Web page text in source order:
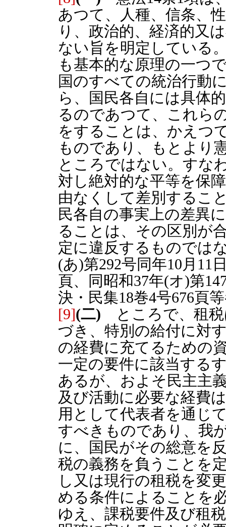
あつて、人種、信条、
り、政治的、経済的又
ない旨を明定している
も基本的な原理の一つ
国のすべての統治行動
ら、国民各自には具体
るのであつて、これら
をすることは、かえつ
ものであり、もとより
ところではない。すな
対し絶対的な平等を保
由なくして差別するこ
民各自の事実上の差異
ることは、その区別が
定に違反するものでは
(あ)第292号同年10月11
頁、同昭和37年(オ)第
決・民集18巻4号676頁
[9](二) ところで、租税
づき、特別の給付に対
の経費に充てるための
一定の要件に該当する
あるが、およそ民主主
及び活動に必要な経費
用として代表者を通じ
すべきものであり、我
に、国民がその総意を
税の義務を負うことを
し又は現行の租税を変
める条件によることを
ゆえ、課税要件及び租